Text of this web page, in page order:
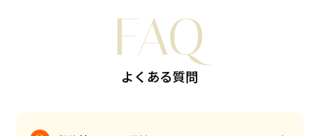
FAQ
よくある質問